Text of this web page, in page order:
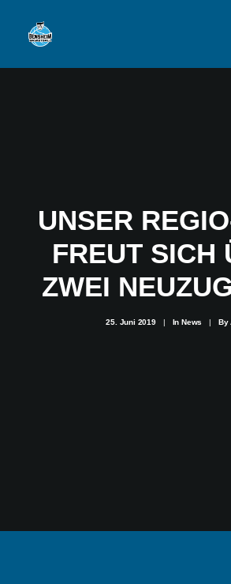
FAN-SHOP
VFL BENSHEIM
UNSER
FREUT SICH
ZWEI
25. Juni 2019 | In News | By